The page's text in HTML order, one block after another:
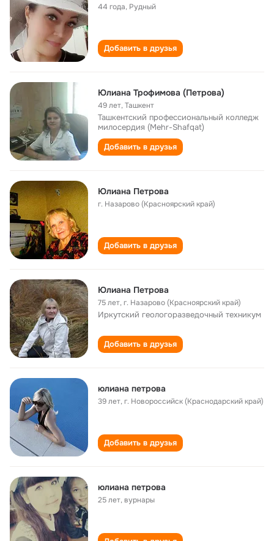
44 года, Рудный
Добавить в друзья
Юлиана Трофимова (Петрова)
49 лет,Ташкент
Ташкентский профессиональный колледж
милосердия (Mehr-Shafqat)
Добавить в друзья
Юлиана Петрова
г. Назарово (Красноярский край)
Добавить в друзья
Юлиана Петрова
75 лет,г. Назарово (Красноярский край)
Иркутский геологоразведочный техникум
Добавить в друзья
юлиана петрова
39 лет,г. Новороссийск (Краснодарский край)
Добавить в друзья
юлиана петрова
25 лет,вурнары